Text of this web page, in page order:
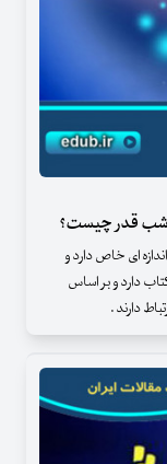
شب قدر چیست؟
ای خاص دارد و
دارد و بر اساس
دارند .